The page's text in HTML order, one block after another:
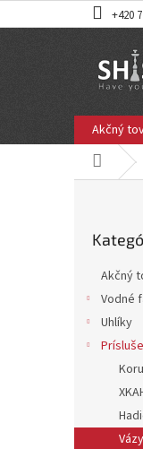
na
+420
Akčný
kategórie
Akčný
Vodné
Uhlíky
Vázy